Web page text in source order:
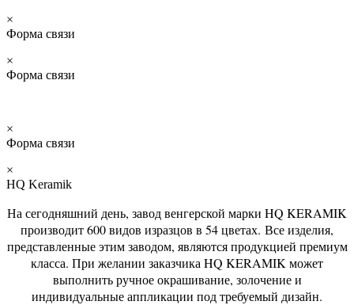
×
Форма связи
×
Форма связи
×
Форма связи
×
HQ Keramik
На сегодняшний день, завод венгерской марки HQ KERAMIK
производит 600 видов изразцов в 54 цветах. Все изделия,
представленные этим заводом, являются продукцией премиум
класса. При желании заказчика HQ KERAMIK может
выполнить ручное окрашивание, золочение и
индивидуальные аппликации под требуемый дизайн.